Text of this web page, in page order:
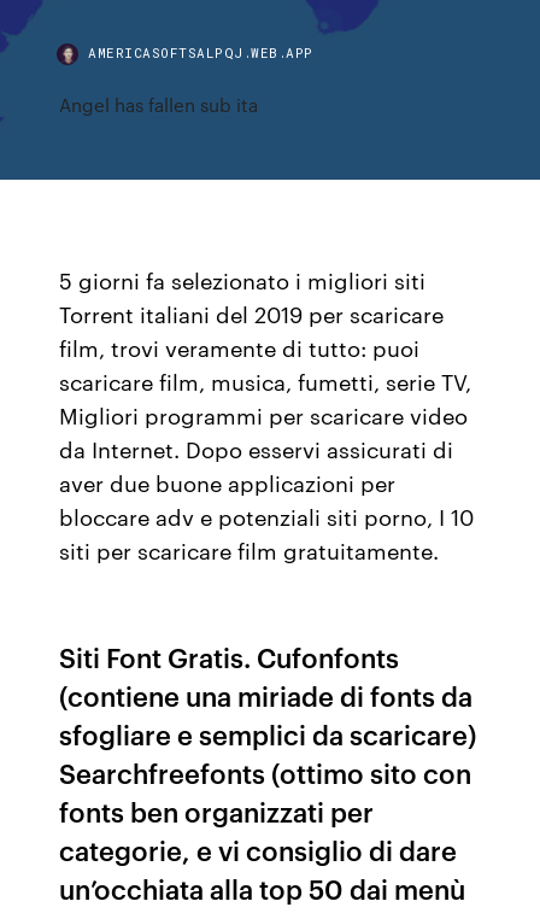
AMERICASOFTSALPQJ.WEB.APP
Angel has fallen sub ita
5 giorni fa selezionato i migliori siti
Torrent italiani del 2019 per scaricare
film, trovi veramente di tutto: puoi
scaricare film, musica, fumetti, serie TV,
Migliori programmi per scaricare video
da Internet. Dopo esservi assicurati di
aver due buone applicazioni per
bloccare adv e potenziali siti porno, I 10
siti per scaricare film gratuitamente.
Siti Font Gratis. Cufonfonts
(contiene una miriade di fonts da
sfogliare e semplici da scaricare)
Searchfreefonts (ottimo sito con
fonts ben organizzati per
categorie, e vi consiglio di dare
un’occhiata alla top 50 dai menù